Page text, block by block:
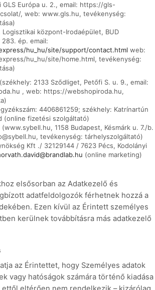
GLS Európa u. 2., email: https://gls-
, web: www.gls.hu, tevékenység:
Logisztikai központ-Irodaépület, BUD
ép. email:
hu_hu/site/support/contact.html web:
hu_hu/site/home.html, tevékenység:
2133 Sződliget, Petőfi S. u. 9., email:
, web: https://webshopiroda.hu,
4406861259; székhely: Katrínartún
(online fizetési szolgáltató)
1158 Budapest, Késmárk u. 7./b.
tevékenység: tárhelyszolgáltató)
Kft ./ 32129144 / 7623 Pécs, Kodolányi
(online marketing)
elsősorban az Adatkezelő és
adatfeldolgozók férhetnek hozzá a
Ezen kívül az Érintett személyes
kerülnek továbbításra más adatkezelő
az Érintettet, hogy Személyes adatok
vagy hatóságok számára történő kiadása